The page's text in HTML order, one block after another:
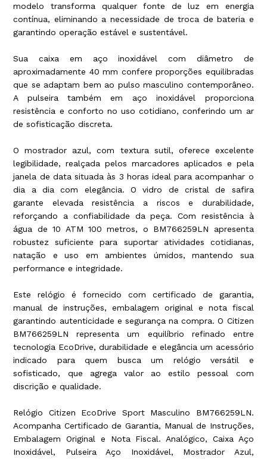
modelo transforma qualquer fonte de luz em energia
contínua, eliminando a necessidade de troca de bateria e
garantindo operação estável e sustentável.
Sua caixa em aço inoxidável com diâmetro de
aproximadamente 40 mm confere proporções equilibradas
que se adaptam bem ao pulso masculino contemporâneo.
A pulseira também em aço inoxidável proporciona
resistência e conforto no uso cotidiano, conferindo um ar
de sofisticação discreta.
O mostrador azul, com textura sutil, oferece excelente
legibilidade, realçada pelos marcadores aplicados e pela
janela de data situada às 3 horas ideal para acompanhar o
dia a dia com elegância. O vidro de cristal de safira
garante elevada resistência a riscos e durabilidade,
reforçando a confiabilidade da peça. Com resistência à
água de 10 ATM 100 metros, o BM766259LN apresenta
robustez suficiente para suportar atividades cotidianas,
natação e uso em ambientes úmidos, mantendo sua
performance e integridade.
Este relógio é fornecido com certificado de garantia,
manual de instruções, embalagem original e nota fiscal
garantindo autenticidade e segurança na compra. O Citizen
BM766259LN representa um equilíbrio refinado entre
tecnologia EcoDrive, durabilidade e elegância um acessório
indicado para quem busca um relógio versátil e
sofisticado, que agrega valor ao estilo pessoal com
discrição e qualidade.
Relógio Citizen EcoDrive Sport Masculino BM766259LN.
Acompanha Certificado de Garantia, Manual de Instruções,
Embalagem Original e Nota Fiscal. Analógico, Caixa Aço
Inoxidável, Pulseira Aço Inoxidável, Mostrador Azul,